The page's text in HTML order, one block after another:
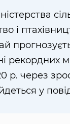
рекордних
р. через
у